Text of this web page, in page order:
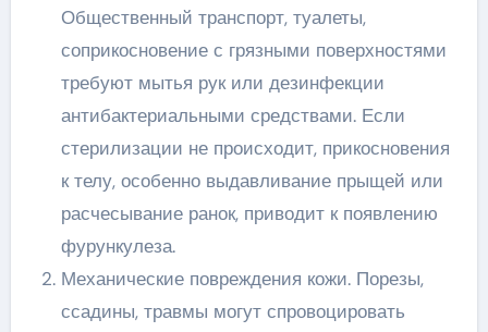
Общественный транспорт, туалеты,
соприкосновение с грязными поверхностями
требуют мытья рук или дезинфекции
антибактериальными средствами. Если
стерилизации не происходит, прикосновения
к телу, особенно выдавливание прыщей или
расчесывание ранок, приводит к появлению
фурункулеза.
Механические повреждения кожи. Порезы,
ссадины, травмы могут спровоцировать